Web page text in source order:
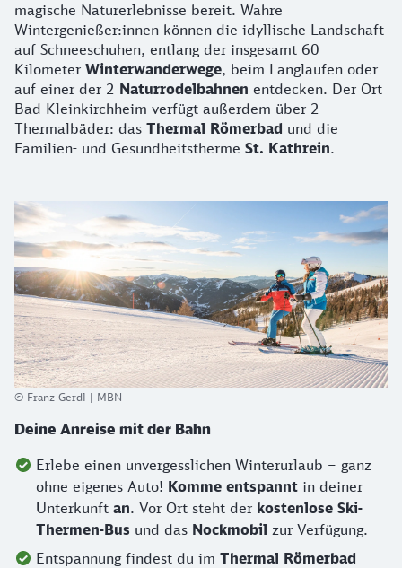
magische Naturerlebnisse bereit. Wahre
Wintergenießer:innen können die idyllische Landschaft
auf Schneeschuhen, entlang der insgesamt 60
Kilometer Winterwanderwege, beim Langlaufen oder
auf einer der 2 Naturrodelbahnen entdecken. Der Ort
Bad Kleinkirchheim verfügt außerdem über 2
Thermalbäder: das Thermal Römerbad und die
Familien- und Gesundheitstherme St. Kathrein.
© Franz Gerdl | MBN
Deine Anreise mit der Bahn
Erlebe einen unvergesslichen Winterurlaub – ganz
ohne eigenes Auto! Komme entspannt in deiner
Unterkunft an. Vor Ort steht der kostenlose Ski-
Thermen-Bus und das Nockmobil zur Verfügung.
Entspannung findest du im Thermal Römerbad